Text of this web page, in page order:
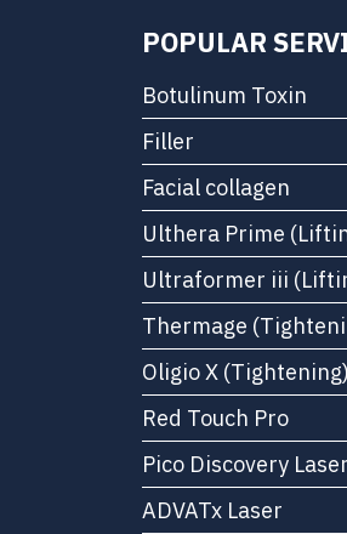
POPULAR
Botulinum Toxin
Filler
Facial collagen
Ulthera Prime
Ultraformer iii
Thermage
Oligio X (Tightening)
Red Touch Pro
Pico Discovery Laser
ADVATx Laser